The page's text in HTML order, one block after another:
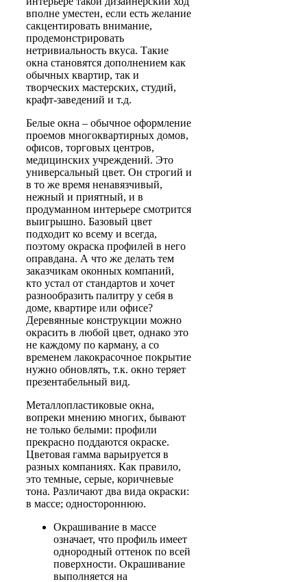
вполне уместен, если есть желание
сакцентировать внимание,
продемонстрировать
нетривиальность вкуса. Такие
окна становятся дополнением как
обычных квартир, так и
творческих мастерских, студий,
крафт-заведений и т.д.
Белые окна – обычное оформление
проемов многоквартирных домов,
офисов, торговых центров,
медицинских учреждений. Это
универсальный цвет. Он строгий и
в то же время ненавязчивый,
нежный и приятный, и в
продуманном интерьере смотрится
выигрышно. Базовый цвет
подходит ко всему и всегда,
поэтому окраска профилей в него
оправдана. А что же делать тем
заказчикам оконных компаний,
кто устал от стандартов и хочет
разнообразить палитру у себя в
доме, квартире или офисе?
Деревянные конструкции можно
окрасить в любой цвет, однако это
не каждому по карману, а со
временем лакокрасочное покрытие
нужно обновлять, т.к. окно теряет
презентабельный вид.
Металлопластиковые окна,
вопреки мнению многих, бывают
не только белыми: профили
прекрасно поддаются окраске.
Цветовая гамма варьируется в
разных компаниях. Как правило,
это темные, серые, коричневые
тона. Различают два вида окраски:
в массе; одностороннюю.
Окрашивание в массе
означает, что профиль имеет
однородный оттенок по всей
поверхности. Окрашивание
выполняется на